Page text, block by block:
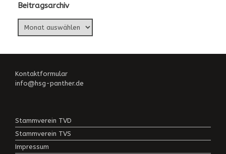
Beitragsarchiv
Kontaktformular
info@hsg-panther.de
Stammverein TVD
Stammverein TVS
Impressum